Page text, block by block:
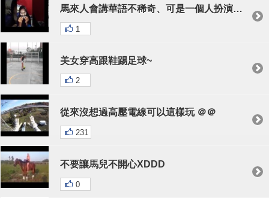
馬來人會講華語不稀奇、可是一個人扮演兩個角色演出一段搞笑的短片而且講華語、我真的笑到肚子痛 看一百次就笑兩百次⋯不看後悔 XDDD
1
美女穿高跟鞋踢足球~
2
從來沒想過高壓電線可以這樣玩 ＠＠
231
不要讓馬兒不開心XDDD
0